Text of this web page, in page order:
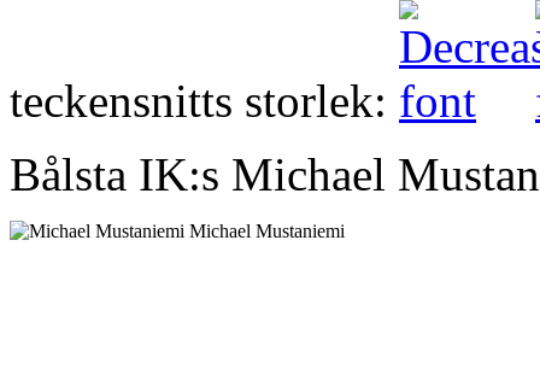
teckensnitts storlek:
Bålsta IK:s Michael
Michael Mustaniemi